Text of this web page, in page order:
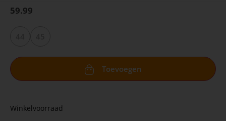
59.99
Toevoegen
Winkelvoorraad